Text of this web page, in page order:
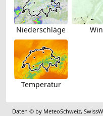
Niederschläge
Temperatur
Daten © by MeteoSchweiz,